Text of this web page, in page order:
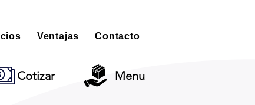
Ventajas Contacto
Cotizar Menu